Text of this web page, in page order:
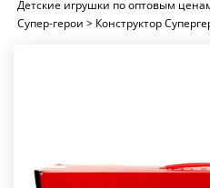
Детские игрушки по оптовым
Супер-герои > Конструктор